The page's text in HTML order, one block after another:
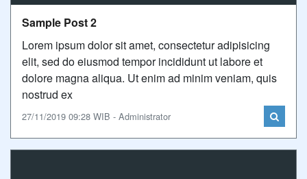
Sample Post 2
Lorem ipsum dolor sit amet, consectetur adipisicing
elit, sed do eiusmod tempor incididunt ut labore et
dolore magna aliqua. Ut enim ad minim veniam, quis
nostrud ex
27/11/2019 09:28 WIB - Administrator